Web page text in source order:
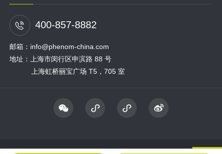
400-857-8882
邮箱：info@phenom-china.com
地址：上海市闵行区申滨路 88 号
上海虹桥丽宝广场 T5，705 室